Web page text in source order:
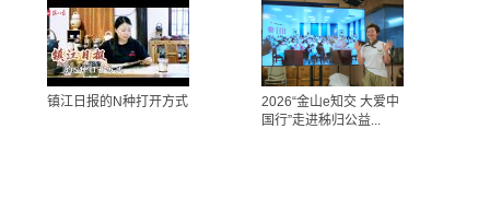
镇江日报的N种打开方式
2026“金山e知交 大爱中
国行”走进秭归公益...